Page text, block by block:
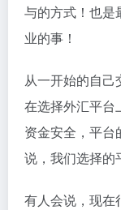
与的方式！也是
业的事！
从一开始的自己
在选择外汇平台
资金安全，平台
说，我们选择的
有人会说，现在